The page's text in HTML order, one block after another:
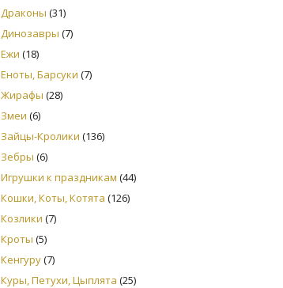
Драконы (31)
Динозавры (7)
Ежи (18)
Еноты, Барсуки (7)
Жирафы (28)
Змеи (6)
Зайцы-Кролики (136)
Зебры (6)
Игрушки к праздникам (44)
Кошки, Коты, Котята (126)
Козлики (7)
Кроты (5)
Кенгуру(7)
Куры, Петухи, Цыплята (25)